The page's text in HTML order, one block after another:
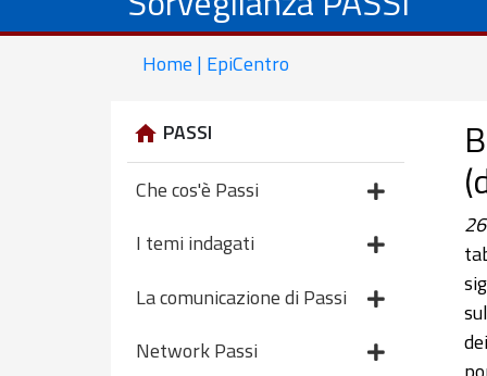
Home | EpiCentro
PASSI
Che cos'è Passi
I temi indagati
La comunicazione di Passi
Network Passi